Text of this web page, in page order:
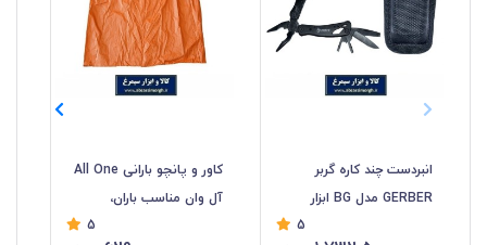
انبردست چند کاره گربر
GERBER مدل BG ابزار
کمپینگ و طبیعت گردی5
کاور و پانچو بارانی All One
آل وان مناسب باران،
کمپینگ و طبیعت گردی5